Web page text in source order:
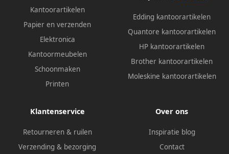
Kantoorartikelen
Papier en verzenden
Elektronica
Kantoormeubelen
Schoonmaken
Printen
Edding kantoorartikelen
Quantore kantoorartikelen
HP kantoorartikelen
Brother kantoorartikelen
Moleskine kantoorartikelen
Klantenservice
Retourneren & ruilen
Verzending & bezorging
Over ons
Inspiratie blog
Contact